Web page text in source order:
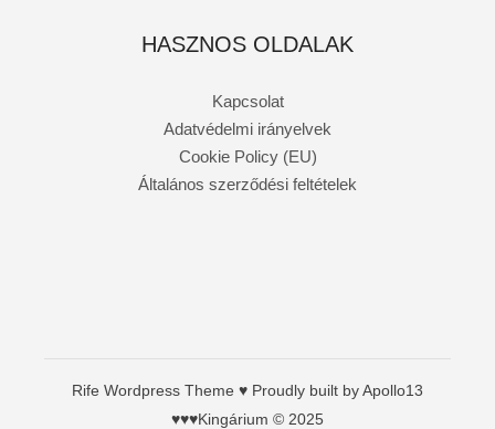
HASZNOS OLDALAK
Kapcsolat
Adatvédelmi irányelvek
Cookie Policy (EU)
Általános szerződési feltételek
Rife Wordpress Theme ♥ Proudly built byApollo13
♥♥♥Kingárium © 2025